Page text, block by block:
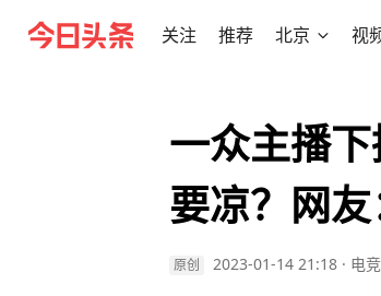
关注 推荐 北京 视
一众主播
要凉？网
原创 2023-01-14 21:18 · 电